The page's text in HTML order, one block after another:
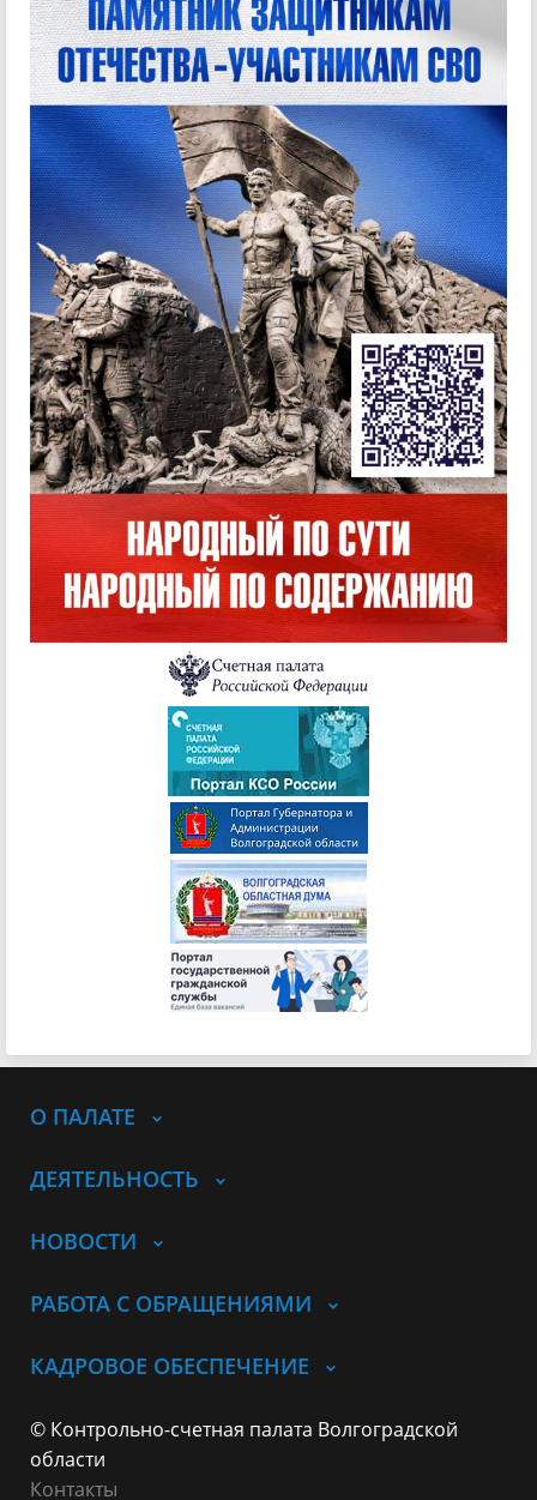
О ПАЛАТЕ
ДЕЯТЕЛЬНОСТЬ
НОВОСТИ
РАБОТА С ОБРАЩЕНИЯМИ
КАДРОВОЕ ОБЕСПЕЧЕНИЕ
© Контрольно-счетная палата Волгоградской
области
Контакты